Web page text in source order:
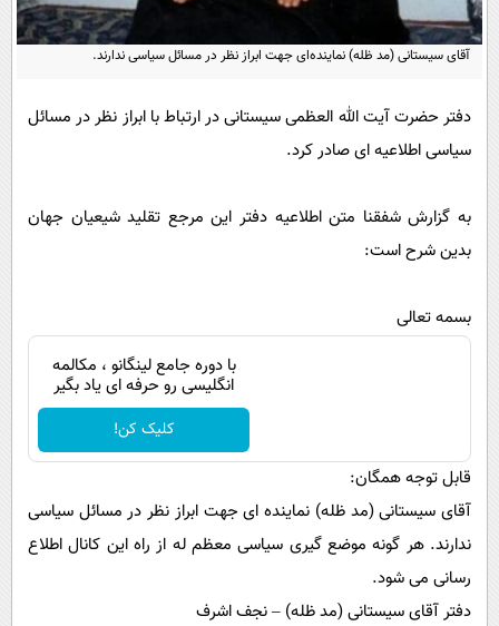
فناوری
سلامت
اجتماعی
حیات وحش
روانشناسی
آقای سیستانی (مد ظله) نماینده‌ای جهت ابراز نظر در مسائل سیاسی ندارند.
دفتر حضرت آیت الله العظمی سیستانی در ارتباط با ابراز نظر در مسائل
سیاسی اطلاعیه ای صادر کرد.
به گزارش شفقنا متن اطلاعیه دفتر این مرجع تقلید شیعیان جهان
بدین شرح است:
بسمه تعالی
با دوره جامع لینگانو ، مکالمه
انگلیسی رو حرفه ای یاد بگیر
کلیک کن!
قابل توجه همگان:
آقای سیستانی (مد ظله) نماینده ای جهت ابراز نظر در مسائل سیاسی
ندارند. هر گونه موضع گیری سیاسی معظم له از راه این کانال اطلاع
رسانی می شود.
دفتر آقای سیستانی (مد ظله) – نجف اشرف